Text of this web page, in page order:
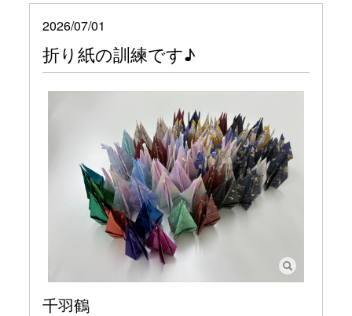
2026/07/01
折り紙の訓練です♪
千羽鶴